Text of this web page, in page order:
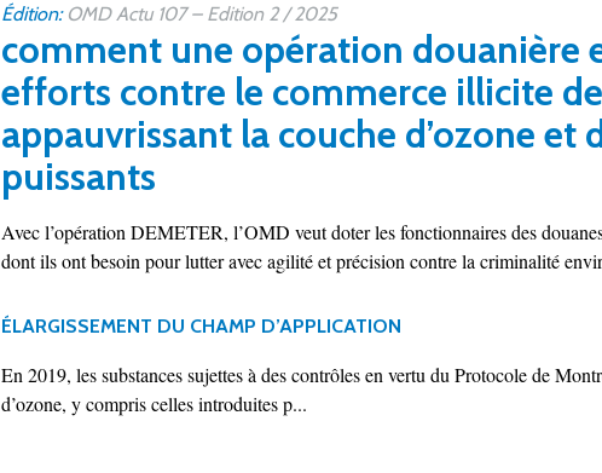
Édition: OMD Actu 107 – Edition 2 / 2025
comment une opération douanière
efforts contre le commerce illicite
appauvrissant la couche d’ozone et
puissants
Avec l’opération DEMETER, l’OMD veut doter les fonctionnaires des
dont ils ont besoin pour lutter avec agilité et précision contre la criminalité
ÉLARGISSEMENT DU CHAMP D’APPLICATION
En 2019, les substances sujettes à des contrôles en vertu du Protocole de
d’ozone, y compris celles introduites p...